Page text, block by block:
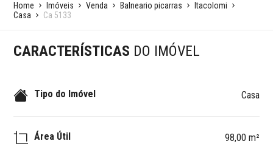
Home Imóveis Venda Balneario picarras
Itacolomi
Casa
Ca 5133
CARACTERÍSTICAS DO IMÓVEL
Tipo do Imóvel Casa
Área Útil 98,00 m²